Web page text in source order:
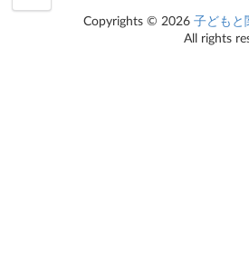
Copyrights © 2026 子どもと
All rights